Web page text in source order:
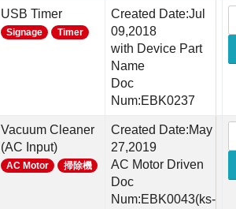
USB Timer
Signage Timer
Created Date:Jul
09,2018
with Device Part
Name
Doc
Num:EBK0237
Vacuum Cleaner
(AC Input)
AC Motor 掃除機
Created Date:May
27,2019
AC Motor Driven
Doc
Num:EBK0043(ks-